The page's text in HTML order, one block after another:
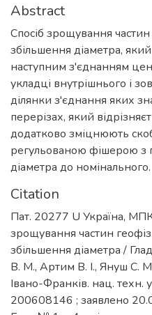
Abstract
Спосіб зрощування
збільшення діаметра,
наступним з'єднанням
укладці внутрішнього і
ділянки з'єднання яких
перерізах, який
додатково зміцнюють
регульованою фішерою з
діаметра до номінального.
Citation
Пат. 20277 U Україна,
зрощування частин
збільшення діаметра /
В. М., Артим В. І., Януш С.
Івано-Франків. нац. техн.
200608146 ; заявлено